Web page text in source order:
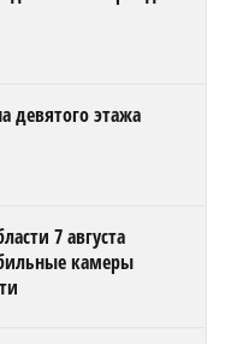
девятого этажа
7 августа
камеры